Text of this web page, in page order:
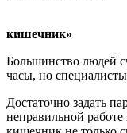
Чек-ап
кишечник»
Большинство людей
часы, но
Достаточно задать
неправильной